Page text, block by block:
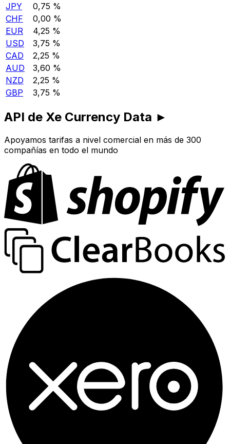
JPY
0,75 %
CHF
0,00 %
EUR
4,25 %
USD
3,75 %
CAD
2,25 %
AUD
3,60 %
NZD
2,25 %
GBP
3,75 %
API de Xe Currency Data ►
Apoyamos tarifas a nivel comercial en más de 300
compañías en todo el mundo